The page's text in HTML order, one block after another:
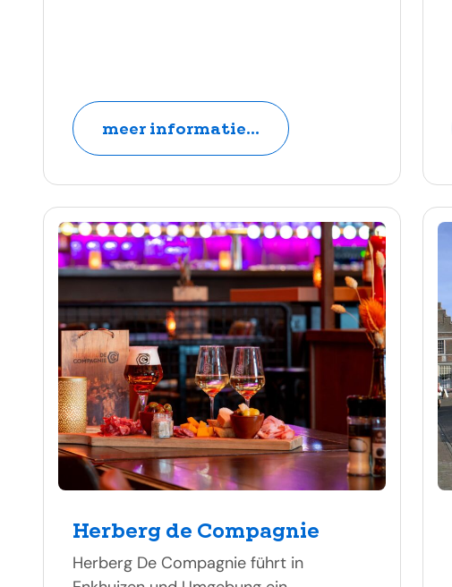
meer informatie...
Herberg de Compagnie
Herberg De Compagnie führt in